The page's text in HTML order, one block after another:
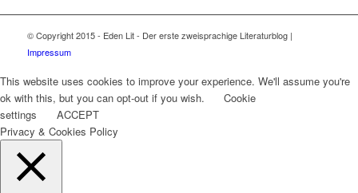
© Copyright 2015 - Eden Lit - Der erste zweisprachige Literaturblog |
Impressum
This website uses cookies to improve your experience. We'll assume you're
ok with this, but you can opt-out if you wish.
Cookie
settings
ACCEPT
Privacy & Cookies Policy